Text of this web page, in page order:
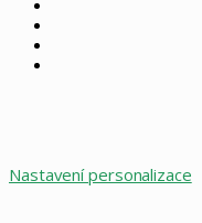
Nastavení personalizace